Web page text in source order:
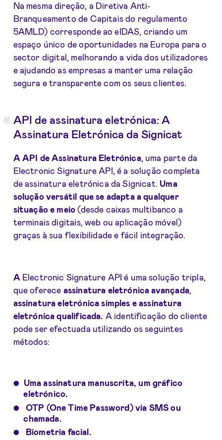
Na mesma direção, a Diretiva Anti-
Branqueamento de Capitais do regulamento
5AMLD) corresponde ao eIDAS, criando um
espaço único de oportunidades na Europa para o
sector digital, melhorando a vida dos utilizadores
e ajudando as empresas a manter uma relação
segura e transparente com os seus clientes.
API de assinatura eletrónica: A
Assinatura Eletrónica da Signicat
A API de Assinatura Eletrónica, uma parte da
Electronic Signature API, é a solução completa
de assinatura eletrónica da Signicat. Uma
solução versátil que se adapta a qualquer
situação e meio (desde caixas multibanco a
terminais digitais, web ou aplicação móvel)
graças à sua flexibilidade e fácil integração.
A Electronic Signature API é uma solução tripla,
que oferece assinatura eletrónica avançada,
assinatura eletrónica simples e assinatura
eletrónica qualificada. A identificação do cliente
pode ser efectuada utilizando os seguintes
métodos:
Uma assinatura manuscrita, um gráfico
eletrónico.
OTP (One Time Password) via SMS ou
chamada.
Biometria facial.